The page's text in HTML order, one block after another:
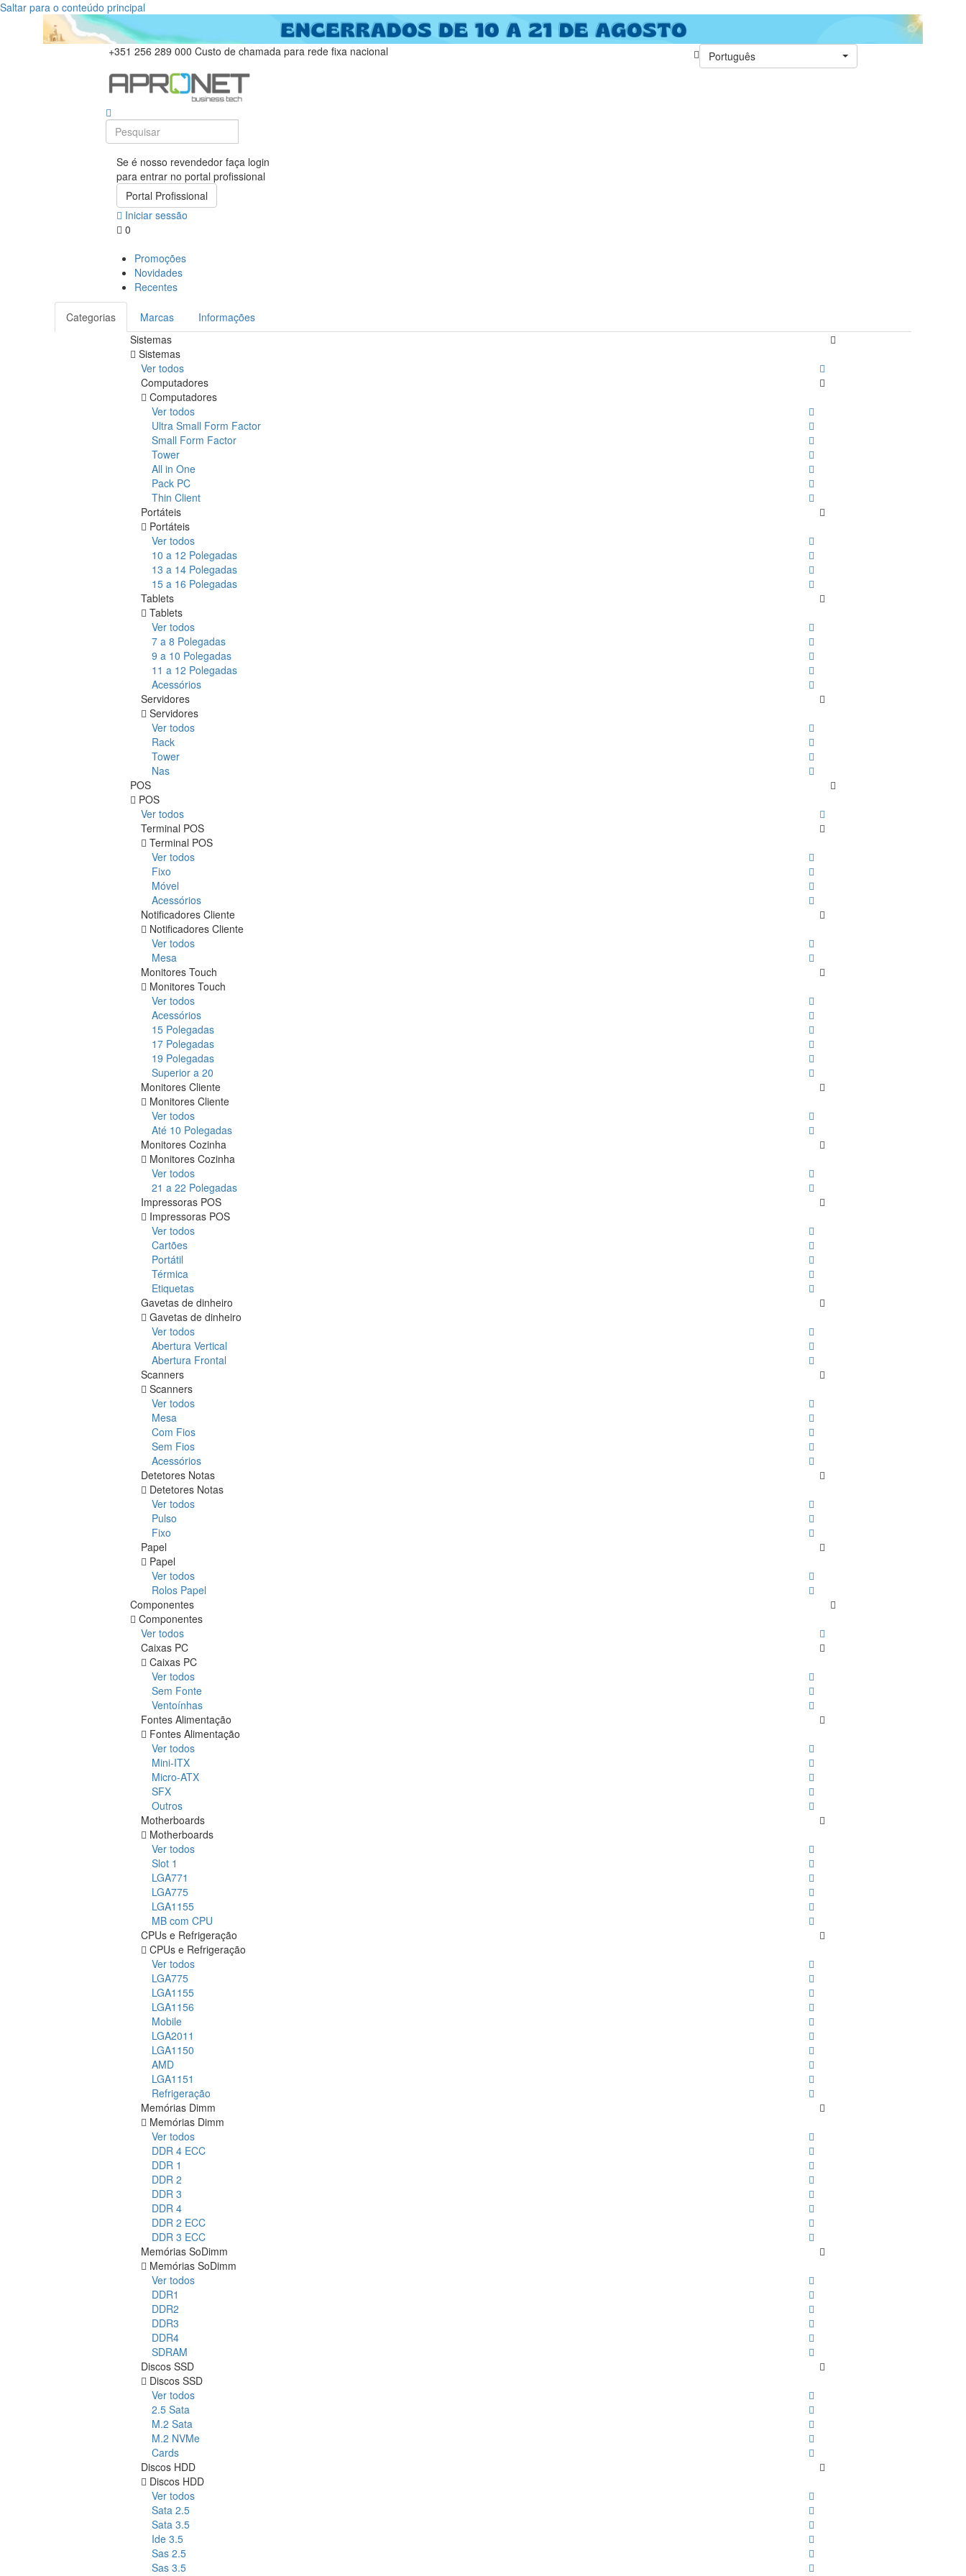
Saltar para o conteúdo principal
+351 256 289 000 Custo de chamada para rede fixa nacional Português
Se é nosso revendedor faça login
para entrar no portal profissional
Portal Profissional
Iniciar sessão
0
Promoções
Novidades
Recentes
Categorias Marcas
Informações
Sistemas
Sistemas
Ver todos
Computadores
Computadores
Ver todos
Ultra Small Form Factor
Small Form Factor
Tower
All in One
Pack PC
Thin Client
Portáteis
Portáteis
Ver todos
10 a 12 Polegadas
13 a 14 Polegadas
15 a 16 Polegadas
Tablets
Tablets
Ver todos
7 a 8 Polegadas
9 a 10 Polegadas
11 a 12 Polegadas
Acessórios
Servidores
Servidores
Ver todos
Rack
Tower
Nas
POS
POS
Ver todos
Terminal POS
Terminal POS
Ver todos
Fixo
Móvel
Acessórios
Notificadores Cliente
Notificadores Cliente
Ver todos
Mesa
Monitores Touch
Monitores Touch
Ver todos
Acessórios
15 Polegadas
17 Polegadas
19 Polegadas
Superior a 20
Monitores Cliente
Monitores Cliente
Ver todos
Até 10 Polegadas
Monitores Cozinha
Monitores Cozinha
Ver todos
21 a 22 Polegadas
Impressoras POS
Impressoras POS
Ver todos
Cartões
Portátil
Térmica
Etiquetas
Gavetas de dinheiro
Gavetas de dinheiro
Ver todos
Abertura Vertical
Abertura Frontal
Scanners
Scanners
Ver todos
Mesa
Com Fios
Sem Fios
Acessórios
Detetores Notas
Detetores Notas
Ver todos
Pulso
Fixo
Papel
Papel
Ver todos
Rolos Papel
Componentes
Componentes
Ver todos
Caixas PC
Caixas PC
Ver todos
Sem Fonte
Ventoínhas
Fontes Alimentação
Fontes Alimentação
Ver todos
Mini-ITX
Micro-ATX
SFX
Outros
Motherboards
Motherboards
Ver todos
Slot 1
LGA771
LGA775
LGA1155
MB com CPU
CPUs e Refrigeração
CPUs e Refrigeração
Ver todos
LGA775
LGA1155
LGA1156
Mobile
LGA2011
LGA1150
AMD
LGA1151
Refrigeração
Memórias Dimm
Memórias Dimm
Ver todos
DDR 4 ECC
DDR 1
DDR 2
DDR 3
DDR 4
DDR 2 ECC
DDR 3 ECC
Memórias SoDimm
Memórias SoDimm
Ver todos
DDR1
DDR2
DDR3
DDR4
SDRAM
Discos SSD
Discos SSD
Ver todos
2.5 Sata
M.2 Sata
M.2 NVMe
Cards
Discos HDD
Discos HDD
Ver todos
Sata 2.5
Sata 3.5
Ide 3.5
Sas 2.5
Sas 3.5